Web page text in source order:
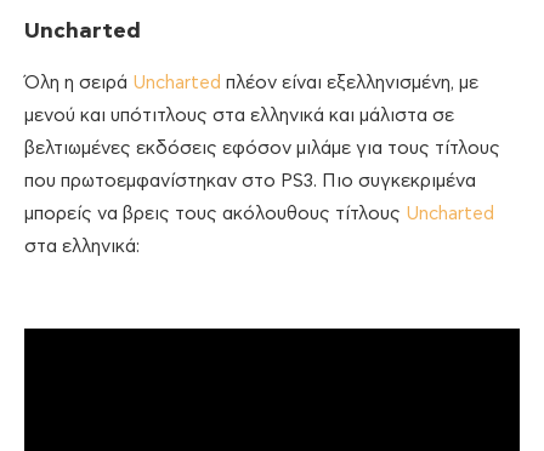
Uncharted
Όλη η σειρά Uncharted πλέον είναι εξελληνισμένη, με
μενού και υπότιτλους στα ελληνικά και μάλιστα σε
βελτιωμένες εκδόσεις εφόσον μιλάμε για τους τίτλους
που πρωτοεμφανίστηκαν στο PS3. Πιο συγκεκριμένα
μπορείς να βρεις τους ακόλουθους τίτλους Uncharted
στα ελληνικά: